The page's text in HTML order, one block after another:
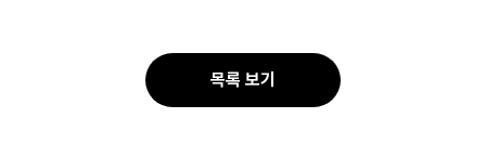
공
목록 보기